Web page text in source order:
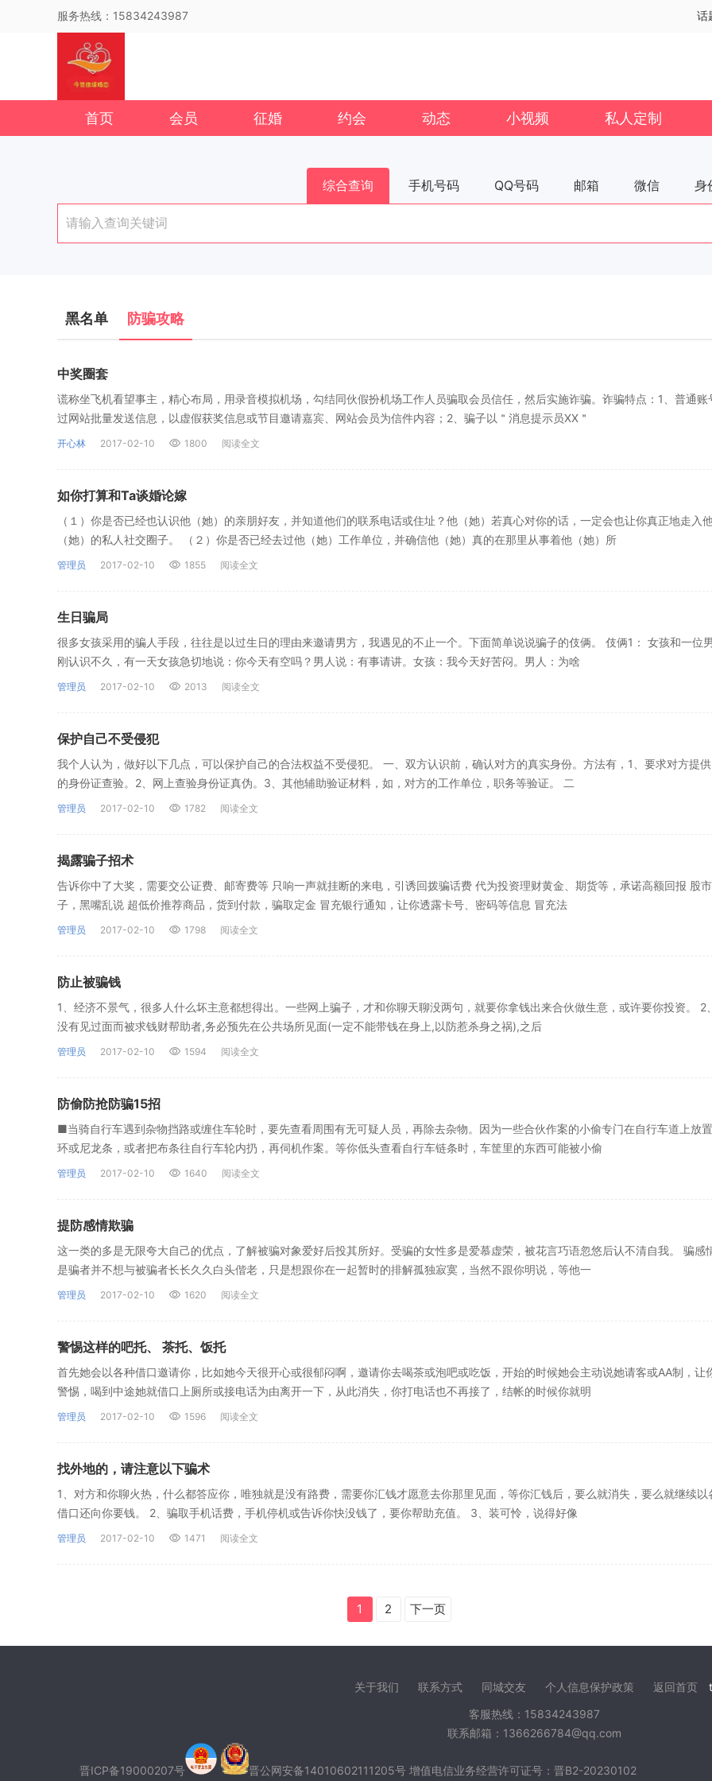
服务热线：15834243987 话
首页 会员 征婚 约会 动态 小视频 私人定制
综合查询 手机号码 QQ号码 邮箱 微信 身
黑名单 防骗攻略
中奖圈套
谎称坐飞机看望事主，精心布局，用录音模拟机场，勾结同伙假扮机场工作人员骗取会员信任，然后实施诈骗。诈骗特点：1、普通账
过网站批量发送信息，以虚假获奖信息或节目邀请嘉宾、网站会员为信件内容；2、骗子以＂消息提示员XX＂
开心林 2017-02-10 1800 阅读全文
如你打算和Ta谈婚论嫁
（１）你是否已经也认识他（她）的亲朋好友，并知道他们的联系电话或住址？他（她）若真心对你的话，一定会也让你真正地走入
（她）的私人社交圈子。 （２）你是否已经去过他（她）工作单位，并确信他（她）真的在那里从事着他（她）所
管理员 2017-02-10 1855 阅读全文
生日骗局
很多女孩采用的骗人手段，往往是以过生日的理由来邀请男方，我遇见的不止一个。下面简单说说骗子的伎俩。 伎俩1： 女孩和一位
刚认识不久，有一天女孩急切地说：你今天有空吗？男人说：有事请讲。女孩：我今天好苦闷。男人：为啥
管理员 2017-02-10 2013 阅读全文
保护自己不受侵犯
我个人认为，做好以下几点，可以保护自己的合法权益不受侵犯。 一、双方认识前，确认对方的真实身份。方法有，1、要求对方提
的身份证查验。2、网上查验身份证真伪。3、其他辅助验证材料，如，对方的工作单位，职务等验证。 二
管理员 2017-02-10 1782 阅读全文
揭露骗子招术
告诉你中了大奖，需要交公证费、邮寄费等 只响一声就挂断的来电，引诱回拨骗话费 代为投资理财黄金、期货等，承诺高额回报 股
子，黑嘴乱说 超低价推荐商品，货到付款，骗取定金 冒充银行通知，让你透露卡号、密码等信息 冒充法
管理员 2017-02-10 1798 阅读全文
防止被骗钱
1、经济不景气，很多人什么坏主意都想得出。一些网上骗子，才和你聊天聊没两句，就要你拿钱出来合伙做生意，或许要你投资。 2
没有见过面而被求钱财帮助者,务必预先在公共场所见面(一定不能带钱在身上,以防惹杀身之祸),之后
管理员 2017-02-10 1594 阅读全文
防偷防抢防骗15招
■当骑自行车遇到杂物挡路或缠住车轮时，要先查看周围有无可疑人员，再除去杂物。因为一些合伙作案的小偷专门在自行车道上放
环或尼龙条，或者把布条往自行车轮内扔，再伺机作案。等你低头查看自行车链条时，车筐里的东西可能被小偷
管理员 2017-02-10 1640 阅读全文
提防感情欺骗
这一类的多是无限夸大自己的优点，了解被骗对象爱好后投其所好。受骗的女性多是爱慕虚荣，被花言巧语忽悠后认不清自我。 骗感
是骗者并不想与被骗者长长久久白头偕老，只是想跟你在一起暂时的排解孤独寂寞，当然不跟你明说，等他一
管理员 2017-02-10 1620 阅读全文
警惕这样的吧托、 茶托、饭托
首先她会以各种借口邀请你，比如她今天很开心或很郁闷啊，邀请你去喝茶或泡吧或吃饭，开始的时候她会主动说她请客或AA制，让
警惕，喝到中途她就借口上厕所或接电话为由离开一下，从此消失，你打电话也不再接了，结帐的时候你就明
管理员 2017-02-10 1596 阅读全文
找外地的，请注意以下骗术
1、对方和你聊火热，什么都答应你，唯独就是没有路费，需要你汇钱才愿意去你那里见面，等你汇钱后，要么就消失，要么就继续以
借口还向你要钱。 2、骗取手机话费，手机停机或告诉你快没钱了，要你帮助充值。 3、装可怜，说得好像
管理员 2017-02-10 1471 阅读全文
1 2 下一页
关于我们 联系方式 同城交友 个人信息保护政策 返回首页
客服热线：15834243987
联系邮箱：1366266784@qq.com
晋ICP备19000207号 晋公网安备14010602111205号 增值电信业务经营许可证号：晋B2-20230102